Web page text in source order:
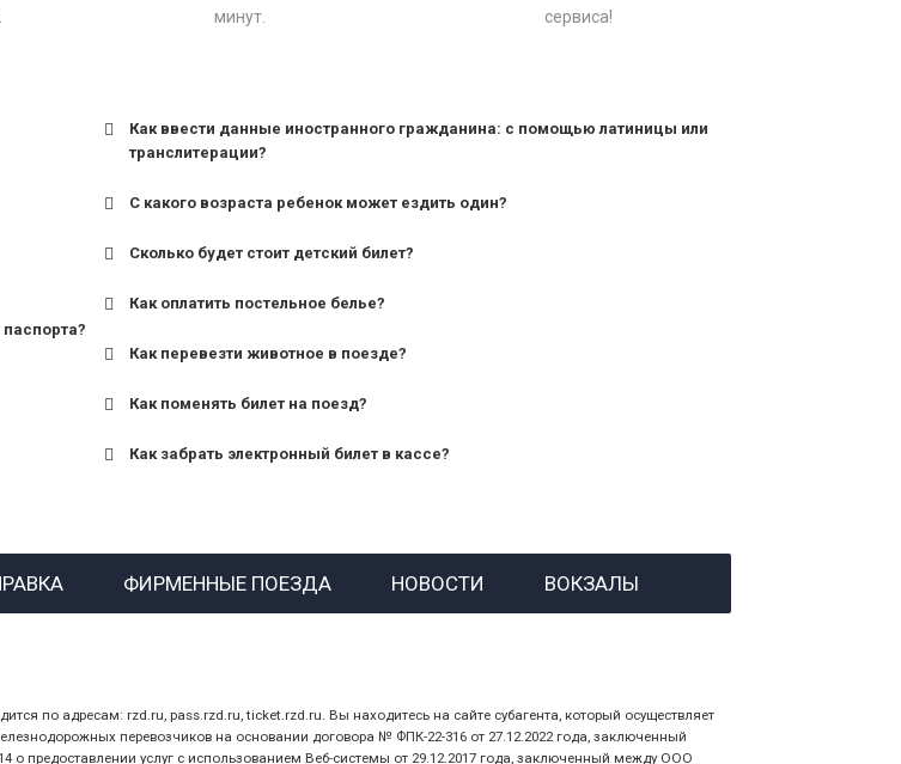
минут.
сервиса!
Как ввести данные иностранного гражданина: с помощью латиницы или
транслитерации?
С какого возраста ребенок может ездить один?
для поездов дальнего следования — от 10 лет и старше;
Сколько будет стоит детский билет?
Как оплатить постельное белье?
Как перевезти животное в поезде?
Как поменять билет на поезд?
Как забрать электронный билет в кассе?
назвав кассиру 14-значный номер заказа;
ФИРМЕННЫЕ ПОЕЗДА НОВОСТИ ВОКЗАЛЫ
адресам: rzd.ru, pass.rzd.ru, ticket.rzd.ru. Вы находитесь на сайте субагента, который осуществляет
перевозчиков на основании договора № ФПК-22-316 от 27.12.2022 года, заключенный
услуг с использованием Веб-системы от 29.12.2017 года, заключенный между ООО